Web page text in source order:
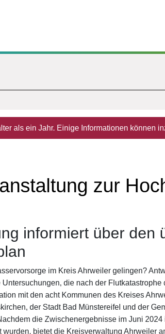
als ein Jahr. Einige Informationen können
zur
informiert über den
im Kreis Ahrweiler gelingen?
die nach der Flutkatastrophe
mit den acht Kommunen des Kreises
der Stadt Bad Münstereifel und der
die Zwischenergebnisse im Juni
bietet die Kreisverwaltung Ahrweiler